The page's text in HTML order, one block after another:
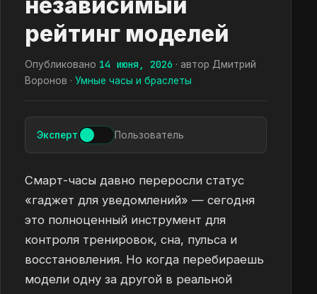
рейтинг моделей
Опубликовано 14 июня, 2026 · автор Дмитрий
Воронов · Умные часы и браслеты
Эксперт Пользователь
Смарт-часы давно переросли статус
«гаджет для уведомлений» — сегодня
это полноценный инструмент для
контроля тренировок, сна, пульса и
восстановления. Но когда перебираешь
модели одну за другой в реальной